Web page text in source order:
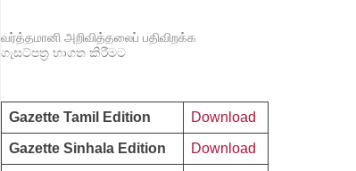
வர்த்தமானி அறிவித்தலைப் பதிவிறக்க
ගැසට්පත්‍ර භාගත කිරීමට
Gazette Tamil Edition Download
Gazette Sinhala Edition Download